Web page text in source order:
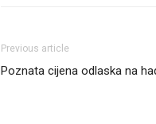
Previous article
Poznata cijena odlaska na